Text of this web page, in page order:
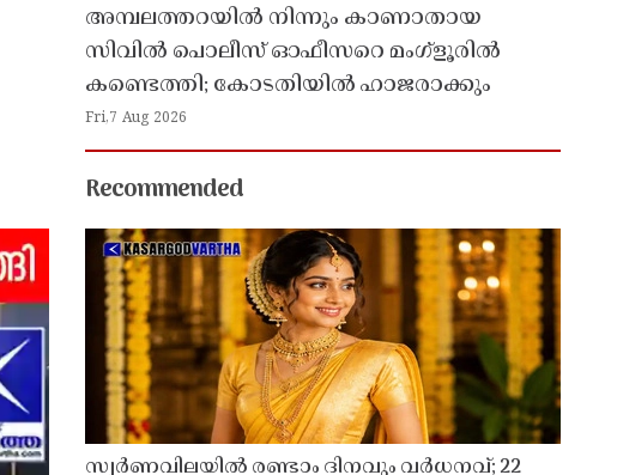
അമ്പലത്തറയിൽ നിന്നും കാണാതായ
സിവിൽ പൊലീസ് ഓഫീസറെ മംഗ്ളൂരിൽ
കണ്ടെത്തി; കോടതിയിൽ ഹാജരാക്കും
Fri,7 Aug 2026
Recommended
സ്വർണവിലയിൽ രണ്ടാം ദിനവും വർധനവ്; 22